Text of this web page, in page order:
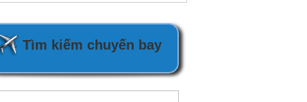
Tìm kiếm chuyến bay